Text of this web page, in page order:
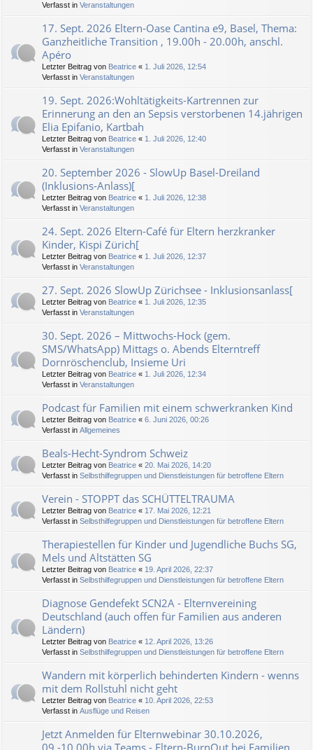
Verfasst in Veranstaltungen
17. Sept. 2026 Eltern-Oase Cantina e9, Basel, Thema:
Ganzheitliche Transition , 19.00h - 20.00h, anschl.
Apéro
Letzter Beitrag von Beatrice « 1. Juli 2026, 12:54
Verfasst in Veranstaltungen
19. Sept. 2026:Wohltätigkeits-Kartrennen zur
Erinnerung an den an Sepsis verstorbenen 14.jährigen
Elia Epifanio, Kartbah
Letzter Beitrag von Beatrice « 1. Juli 2026, 12:40
Verfasst in Veranstaltungen
20. September 2026 - SlowUp Basel-Dreiland
(Inklusions-Anlass)[
Letzter Beitrag von Beatrice « 1. Juli 2026, 12:38
Verfasst in Veranstaltungen
24. Sept. 2026 Eltern-Café für Eltern herzkranker
Kinder, Kispi Zürich[
Letzter Beitrag von Beatrice « 1. Juli 2026, 12:37
Verfasst in Veranstaltungen
27. Sept. 2026 SlowUp Zürichsee - Inklusionsanlass[
Letzter Beitrag von Beatrice « 1. Juli 2026, 12:35
Verfasst in Veranstaltungen
30. Sept. 2026 – Mittwochs-Hock (gem.
SMS/WhatsApp) Mittags o. Abends Elterntreff
Dornröschenclub, Insieme Uri
Letzter Beitrag von Beatrice « 1. Juli 2026, 12:34
Verfasst in Veranstaltungen
Podcast für Familien mit einem schwerkranken Kind
Letzter Beitrag von Beatrice « 6. Juni 2026, 00:26
Verfasst in Allgemeines
Beals-Hecht-Syndrom Schweiz
Letzter Beitrag von Beatrice « 20. Mai 2026, 14:20
Verfasst in Selbsthilfegruppen und Dienstleistungen für betroffene Eltern
Verein - STOPPT das SCHÜTTELTRAUMA
Letzter Beitrag von Beatrice « 17. Mai 2026, 12:21
Verfasst in Selbsthilfegruppen und Dienstleistungen für betroffene Eltern
Therapiestellen für Kinder und Jugendliche Buchs SG,
Mels und Altstätten SG
Letzter Beitrag von Beatrice « 19. April 2026, 22:37
Verfasst in Selbsthilfegruppen und Dienstleistungen für betroffene Eltern
Diagnose Gendefekt SCN2A - Elternvereining
Deutschland (auch offen für Familien aus anderen
Ländern)
Letzter Beitrag von Beatrice « 12. April 2026, 13:26
Verfasst in Selbsthilfegruppen und Dienstleistungen für betroffene Eltern
Wandern mit körperlich behinderten Kindern - wenns
mit dem Rollstuhl nicht geht
Letzter Beitrag von Beatrice « 10. April 2026, 22:53
Verfasst in Ausflüge und Reisen
Jetzt Anmelden für Elternwebinar 30.10.2026,